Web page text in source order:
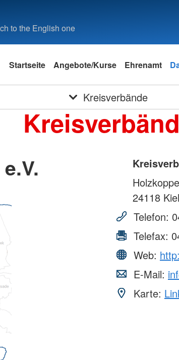
to the English one
Startseite Angebote/Kurse Ehrenamt
Kreisverbände
24118 Kiel
Telefon:
Telefax:
Web:
E-Mail:
Karte: